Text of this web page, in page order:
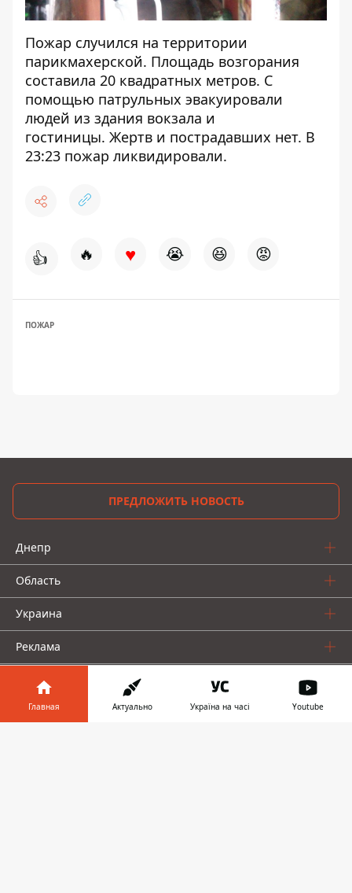
Пожар случился на территории
парикмахерской. Площадь возгорания
составила 20 квадратных метров. С
помощью патрульных эвакуировали
людей из здания вокзала и
гостиницы. Жертв и пострадавших нет. В
23:23 пожар ликвидировали.
👍 🔥 ♥ 😭 😆 😡
ПОЖАР
ПРЕДЛОЖИТЬ НОВОСТЬ
Днепр
Область
Украина
Реклама
Пресс-релизы
О нас
Главная Актуально Україна на часі Youtube